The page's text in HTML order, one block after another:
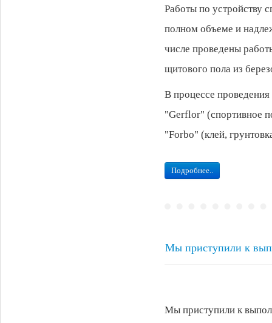
Работы по устройству
полном объеме и
числе проведены
щитового пола из
В процессе
"Gerflor" (спортивное
"Forbo" (клей,
Подробнее..
Мы приступили к
Мы приступили к